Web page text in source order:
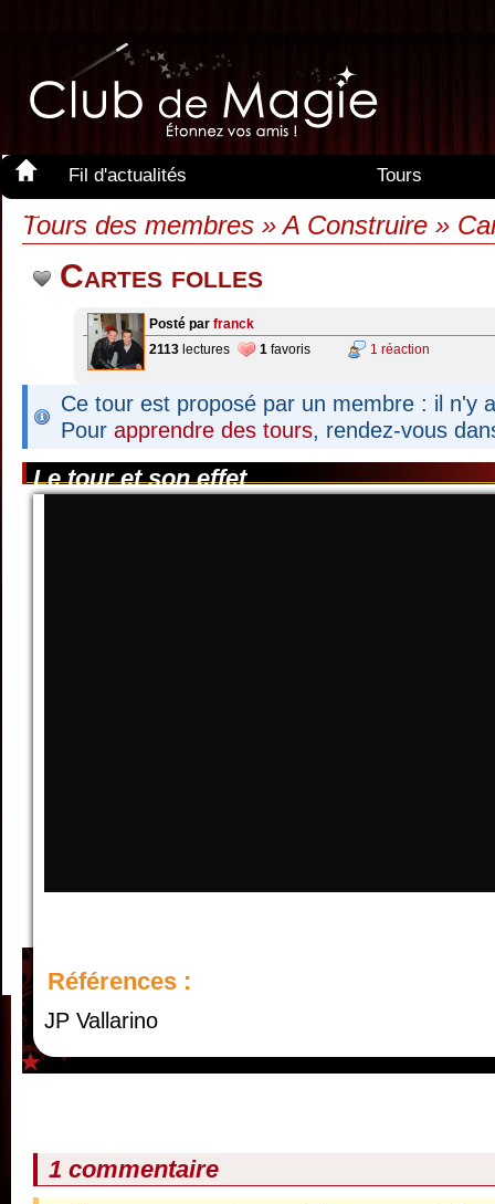
Fil d'actualités
Tours
Membres
Tours des membres » A Construire »
Cartes folles
Posté par franck
2113 lectures 1 favoris 1 réaction
Ce tour est proposé par un membre : il n'y
Pour apprendre des tours, rendez-vous
Le tour et son effet
Références :
JP Vallarino
1 commentaire